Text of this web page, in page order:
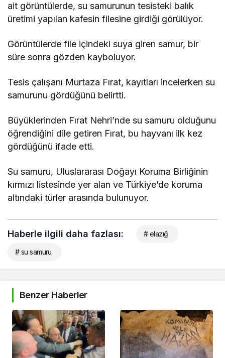
ait görüntülerde, su samurunun tesisteki balık
üretimi yapılan kafesin filesine girdiği görülüyor.
Görüntülerde file içindeki suya giren samur, bir
süre sonra gözden kayboluyor.
Tesis çalışanı Murtaza Fırat, kayıtları incelerken su
samurunu gördüğünü belirtti.
Büyüklerinden Fırat Nehri’nde su samuru olduğunu
öğrendiğini dile getiren Fırat, bu hayvanı ilk kez
gördüğünü ifade etti.
Su samuru, Uluslararası Doğayı Koruma Birliğinin
kırmızı listesinde yer alan ve Türkiye’de koruma
altındaki türler arasında bulunuyor.
Haberle ilgili daha fazlası: # elazığ
# su samuru
Benzer Haberler